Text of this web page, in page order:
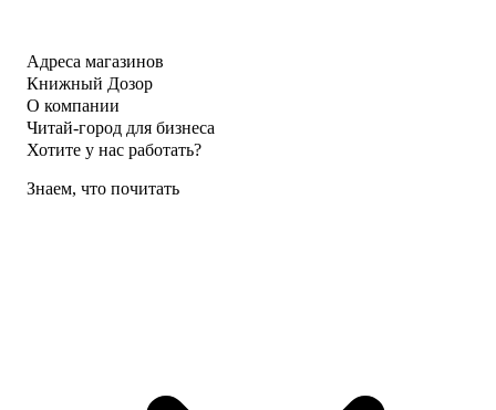
Адреса магазинов
Книжный Дозор
О компании
Читай-город для бизнеса
Хотите у нас работать?
Знаем, что почитать